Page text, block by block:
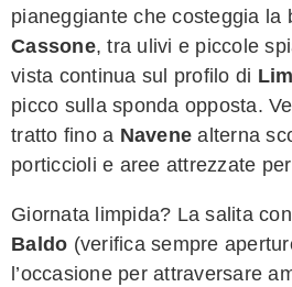
pianeggiante che costeggia la
Cassone, tra ulivi e piccole
vista continua sul profilo di
picco sulla sponda opposta.
tratto fino a Navene alterna
porticcioli e aree attrezzate
Giornata limpida? La salita
Baldo (verifica sempre
l’occasione per attraversare